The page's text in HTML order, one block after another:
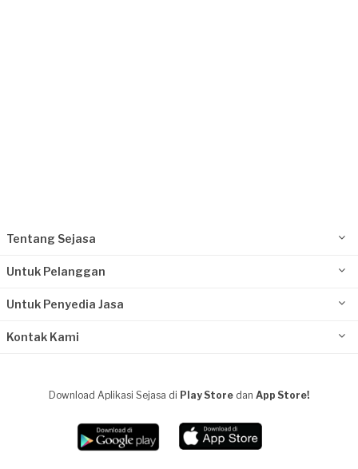
Tentang Sejasa
Untuk Pelanggan
Untuk Penyedia Jasa
Kontak Kami
Download Aplikasi Sejasa di Play Store dan App Store!